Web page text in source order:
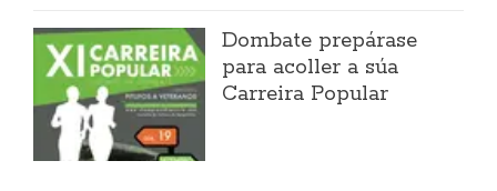
Dombate prepárase
para acoller a súa
Carreira Popular